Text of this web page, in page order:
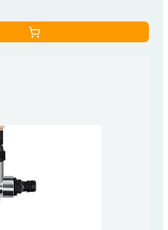
pour Arroser Pelouse Jardin